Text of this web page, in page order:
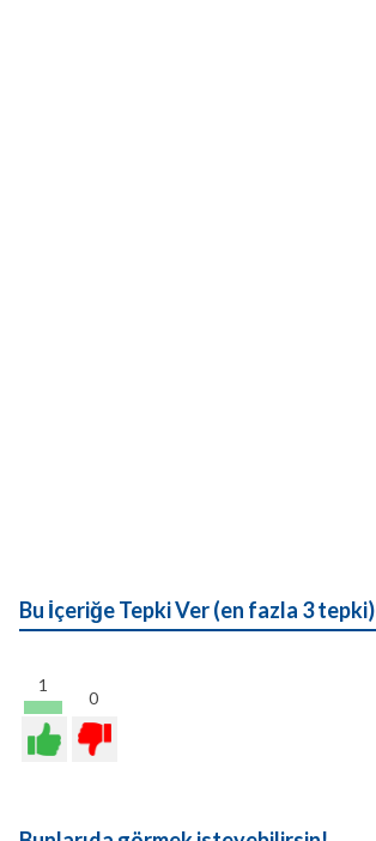
Bu İçeriğe Tepki Ver (en fazla 3 tepki)
1
0